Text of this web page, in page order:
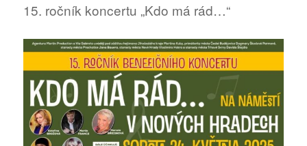
15. ročník koncertu „Kdo má rád…“